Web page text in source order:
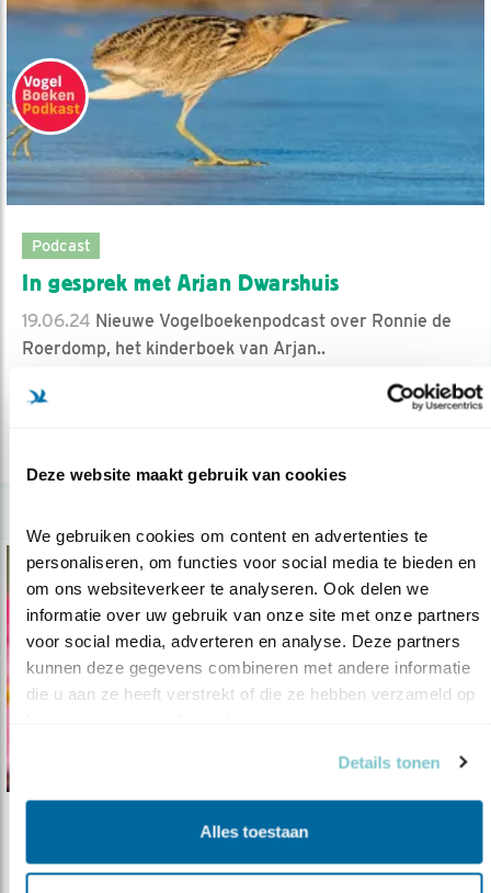
Deze website maakt gebruik van cookies
We gebruiken cookies om content en advertenties te
personaliseren, om functies voor social media te bieden en
om ons websiteverkeer te analyseren. Ook delen we
informatie over uw gebruik van onze site met onze partners
voor social media, adverteren en analyse. Deze partners
kunnen deze gegevens combineren met andere informatie
die u aan ze heeft verstrekt of die ze hebben verzameld op
Details tonen
Alles toestaan
Podcast
In gesprek met Arjan Dwarshuis
19.06.24 Nieuwe Vogelboekenpodcast over Ronnie de
Roerdomp, het kinderboek van Arjan..
9 Originele tuintips en meer